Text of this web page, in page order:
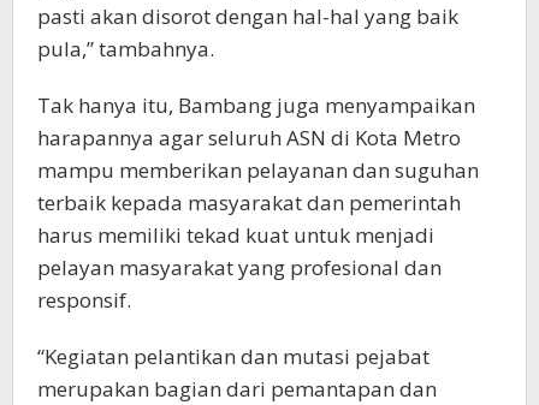
pasti akan disorot dengan hal-hal yang baik
pula,” tambahnya.
Tak hanya itu, Bambang juga menyampaikan
harapannya agar seluruh ASN di Kota Metro
mampu memberikan pelayanan dan suguhan
terbaik kepada masyarakat dan pemerintah
harus memiliki tekad kuat untuk menjadi
pelayan masyarakat yang profesional dan
responsif.
“Kegiatan pelantikan dan mutasi pejabat
merupakan bagian dari pemantapan dan